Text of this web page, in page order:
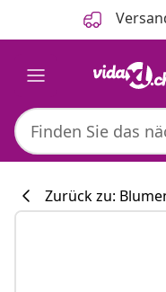
Zurück zu: